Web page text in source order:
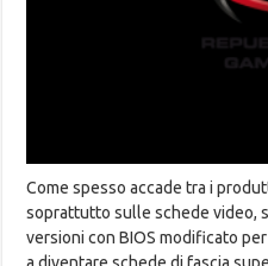
Come spesso accade tra i
soprattutto sulle schede video,
versioni con BIOS modificato